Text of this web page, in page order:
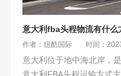
意大利fba头程物流有什么
作者：纽酷国际 时间：
意大利位于地中海北岸，